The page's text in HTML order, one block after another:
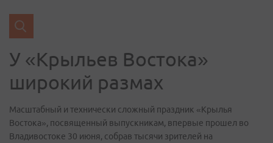
У «Крыльев Востока»
широкий размах
Масштабный и технически сложный праздник «Крылья
Востока», посвященный выпускникам, впервые прошел во
Владивостоке 30 июня, собрав тысячи зрителей на